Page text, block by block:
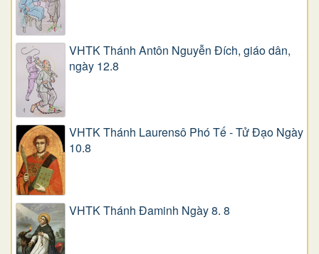
VHTK Thánh Antôn Nguyễn Ðích, giáo dân,
ngày 12.8
VHTK Thánh Laurensô Phó Tế - Tử Đạo Ngày
10.8
VHTK Thánh Đaminh Ngày 8. 8